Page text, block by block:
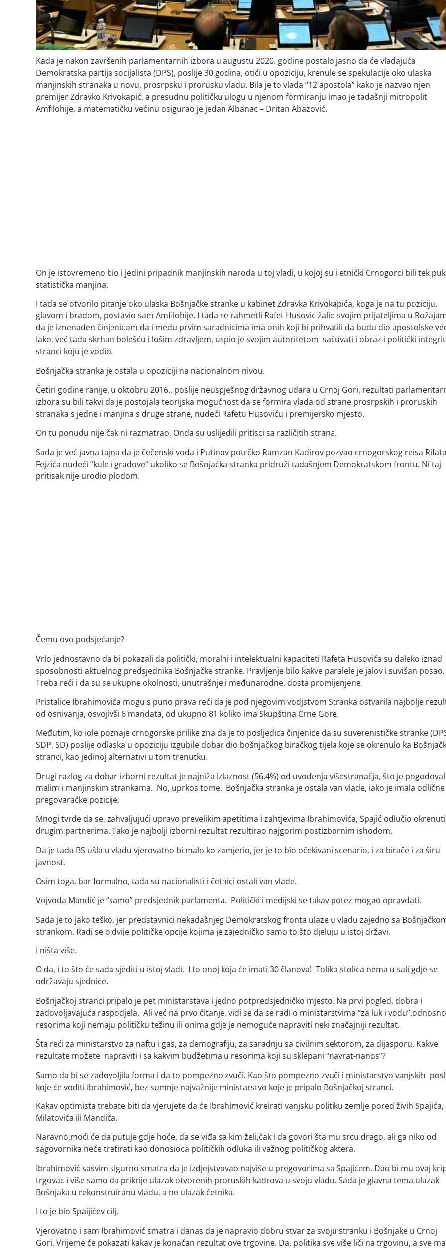
Kada je nakon završenih parlamentarnih izbora u augustu 2020. godine postalo jasno da će vladajuća
Demokratska partija socijalista (DPS), poslije 30 godina, otići u opoziciju, krenule se spekulacije oko ulaska
manjinskih stranaka u novu, prosrpsku i prorusku vladu. Bila je to vlada “12 apostola” kako je nazvao njen
premijer Zdravko Krivokapić, a presudnu političku ulogu u njenom formiranju imao je tadašnji mitropolit
Amfilohije, a matematičku većinu osigurao je jedan Albanac – Dritan Abazović.
On je istovremeno bio i jedini pripadnik manjinskih naroda u toj vladi, u kojoj su i etnički Crnogorci bili tek
statistička manjina.
I tada se otvorilo pitanje oko ulaska Bošnjačke stranke u kabinet Zdravka Krivokapića, koga je na tu poziciju,
glavom i bradom, postavio sam Amfilohije. I tada se rahmetli Rafet Husovic žalio svojim prijateljima u
da je iznenađen činjenicom da i među prvim saradnicima ima onih koji bi prihvatili da budu dio apostolske
Iako, već tada skrhan bolešću i lošim zdravljem, uspio je svojim autoritetom sačuvati i obraz i politički
stranci koju je vodio.
Bošnjačka stranka je ostala u opoziciji na nacionalnom nivou.
Četiri godine ranije, u oktobru 2016., poslije neuspješnog državnog udara u Crnoj Gori, rezultati
izbora su bili takvi da je postojala teorijska mogućnost da se formira vlada od strane prosrpskih i proruskih
stranaka s jedne i manjina s druge strane, nudeći Rafetu Husoviću i premijersko mjesto.
On tu ponudu nije čak ni razmatrao. Onda su uslijedili pritisci sa različitih strana.
Sada je već javna tajna da je čečenski vođa i Putinov potrčko Ramzan Kadirov pozvao crnogorskog reisa Rifata
Fejzića nudeći “kule i gradove” ukoliko se Bošnjačka stranka pridruži tadašnjem Demokratskom frontu. Ni taj
pritisak nije urodio plodom.
Čemu ovo podsjećanje?
Vrlo jednostavno da bi pokazali da politički, moralni i intelektualni kapaciteti Rafeta Husovića su daleko iznad
sposobnosti aktuelnog predsjednika Bošnjačke stranke. Pravljenje bilo kakve paralele je jalov i suvišan posao.
Treba reći i da su se ukupne okolnosti, unutrašnje i međunarodne, dosta promijenjene.
Pristalice Ibrahimovića mogu s puno prava reći da je pod njegovim vodjstvom Stranka ostvarila najbolje
od osnivanja, osvojivši 6 mandata, od ukupno 81 koliko ima Skupština Crne Gore.
Međutim, ko iole poznaje crnogorske prilike zna da je to posljedica činjenice da su suverenističke stranke
SDP, SD) poslije odlaska u opoziciju izgubile dobar dio bošnjačkog biračkog tijela koje se okrenulo ka
stranci, kao jedinoj alternativi u tom trenutku.
Drugi razlog za dobar izborni rezultat je najniža izlaznost (56.4%) od uvođenja višestranačja, što je
malim i manjinskim strankama. No, uprkos tome, Bošnjačka stranka je ostala van vlade, iako je imala odlične
pregovaračke pozicije.
Mnogi tvrde da se, zahvaljujući upravo prevelikim apetitima i zahtjevima Ibrahimovića, Spajić odlučio okrenuti
drugim partnerima. Tako je najbolji izborni rezultat rezultirao najgorim postizbornim ishodom.
Da je tada BS ušla u vladu vjerovatno bi malo ko zamjerio, jer je to bio očekivani scenario, i za birače i za širu
javnost.
Osim toga, bar formalno, tada su nacionalisti i četnici ostali van vlade.
Vojvoda Mandić je “samo” predsjednik parlamenta. Politički i medijski se takav potez mogao opravdati.
Sada je to jako teško, jer predstavnici nekadašnjeg Demokratskog fronta ulaze u vladu zajedno sa
strankom. Radi se o dvije političke opcije kojima je zajedničko samo to što djeluju u istoj državi.
I ništa više.
O da, i to što će sada sjediti u istoj vladi. I to onoj koja će imati 30 članova! Toliko stolica nema u sali gdje se
održavaju sjednice.
Bošnjačkoj stranci pripalo je pet ministarstava i jedno potpredsjedničko mjesto. Na prvi pogled, dobra i
zadovoljavajuća raspodjela. Ali već na prvo čitanje, vidi se da se radi o ministarstvima “za luk i vodu”,odnosno
resorima koji nemaju političku težinu ili onima gdje je nemoguće napraviti neki značajniji rezultat.
Šta reći za ministarstvo za naftu i gas, za demografiju, za saradnju sa civilnim sektorom, za dijasporu. Kakve
rezultate možete napraviti i sa kakvim budžetima u resorima koji su sklepani “navrat-nanos”?
Samo da bi se zadovoljila forma i da to pompezno zvuči. Kao što pompezno zvuči i ministarstvo vanjskih
koje će voditi Ibrahimović, bez sumnje najvažnije ministarstvo koje je pripalo Bošnjačkoj stranci.
Kakav optimista trebate biti da vjerujete da će Ibrahimović kreirati vanjsku politiku zemlje pored živih Spajića,
Milatovića ili Mandića.
Naravno,moći će da putuje gdje hoće, da se viđa sa kim želi,čak i da govori šta mu srcu drago, ali ga niko od
sagovornika neće tretirati kao donosioca političkih odluka ili važnog političkog aktera.
Ibrahimović sasvim sigurno smatra da je izdjejstvovao najviše u pregovorima sa Spajićem. Dao bi mu ovaj
trgovac i više samo da prikrije ulazak otvorenih proruskih kadrova u svoju vladu. Sada je glavna tema ulazak
Bošnjaka u rekonstruiranu vladu, a ne ulazak četnika.
I to je bio Spaijićev cilj.
Vjerovatno i sam Ibrahimović smatra i danas da je napravio dobru stvar za svoju stranku i Bošnjake u Crnoj
Gori. Vrijeme će pokazati kakav je konačan rezultat ove trgovine. Da, politika sve više liči na trgovinu, a sve